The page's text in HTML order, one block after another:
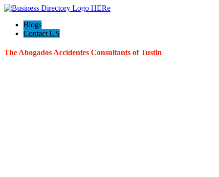
Blogs
Contact US
The Abogados Accidentes Consultants of Tustin